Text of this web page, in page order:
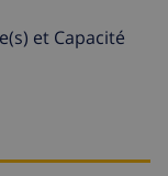
et Capacité